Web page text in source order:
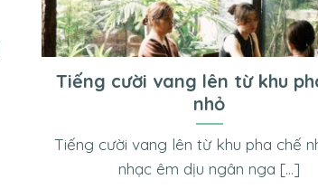
Tiếng cười vang lên từ khu
nhỏ
Tiếng cười vang lên từ khu pha chế
nhạc êm dịu ngân nga [...]